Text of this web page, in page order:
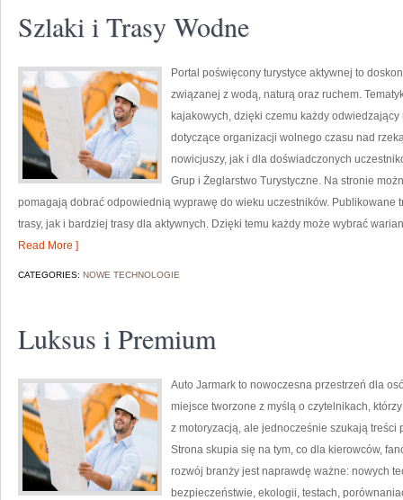
Szlaki i Trasy Wodne
Portal poświęcony turystyce aktywnej to
związanej z wodą, naturą oraz ruchem.
kajakowych, dzięki czemu każdy
dotyczące organizacji wolnego czasu nad
nowicjuszy, jak i dla doświadczonych
Grup i Żeglarstwo Turystyczne. Na stronie
pomagają dobrać odpowiednią wyprawę do wieku uczestników. Publikowane
trasy, jak i bardziej trasy dla aktywnych. Dzięki temu każdy może wybrać
Read More ]
CATEGORIES: NOWE TECHNOLOGIE
Luksus i Premium
Auto Jarmark to nowoczesna przestrzeń dla
miejsce tworzone z myślą o czytelnikach,
z motoryzacją, ale jednocześnie szukają
Strona skupia się na tym, co dla kierowców,
rozwój branży jest naprawdę ważne: nowych
bezpieczeństwie, ekologii, testach,